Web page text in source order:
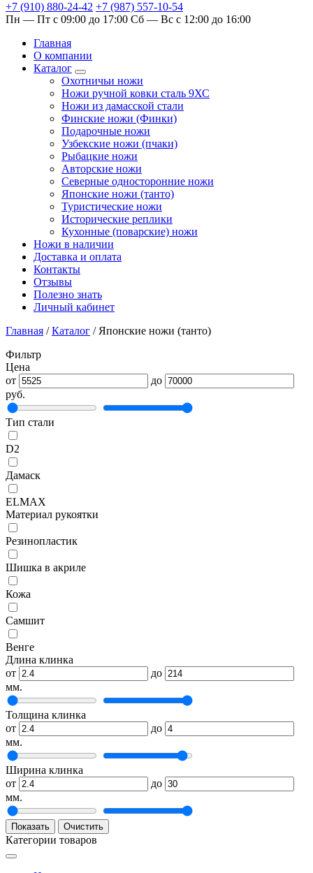
+7 (910) 880-24-42 +7 (987) 557-10-54
Пн — Пт с 09:00 до 17:00 Сб — Вс с 12:00 до 16:00
Главная
О компании
Каталог
Охотничьи ножи
Ножи ручной ковки сталь 9ХС
Ножи из дамасской стали
Финские ножи (Финки)
Подарочные ножи
Узбекские ножи (пчаки)
Рыбацкие ножи
Авторские ножи
Северные односторонние ножи
Японские ножи (танто)
Туристические ножи
Исторические реплики
Кухонные (поварские) ножи
Ножи в наличии
Доставка и оплата
Контакты
Отзывы
Полезно знать
Личный кабинет
Главная /Каталог / Японские ножи (танто)
Фильтр
Цена
от
до
руб.
Тип стали
D2
Дамаск
ELMAX
Материал рукоятки
Резинопластик
Шишка в акриле
Кожа
Самшит
Венге
Длина клинка
от
до
мм.
Толщина клинка
от
до
мм.
Ширина клинка
от
до
мм.
Показать Очистить
Категории товаров